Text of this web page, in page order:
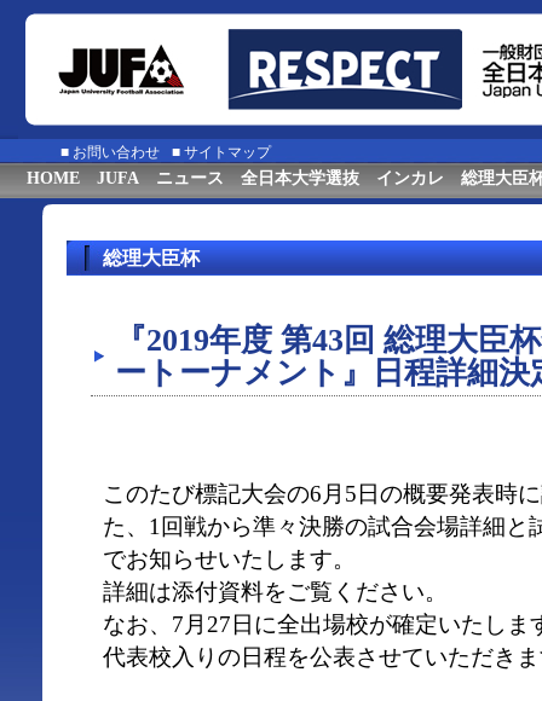
■ お問い合わせ ■ サイトマップ
HOME JUFA ニュース 全日本大学選抜 インカレ 総理大臣
総理大臣杯
『2019年度 第43回 総理大臣
ートーナメント』日程詳細
このたび標記大会の6月5日の概要発表時
た、1回戦から準々決勝の試合会場詳細と
でお知らせいたします。
詳細は添付資料をご覧ください。
なお、7月27日に全出場校が確定いたしま
代表校入りの日程を公表させていただき